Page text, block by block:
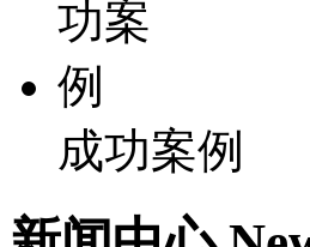
成功案例